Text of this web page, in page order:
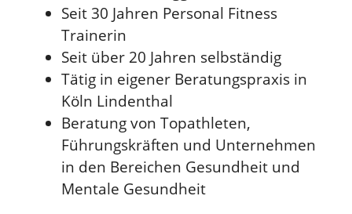
Seit 30 Jahren Personal Fitness
Trainerin
Seit über 20 Jahren selbständig
Tätig in eigener Beratungspraxis in
Köln Lindenthal
Beratung von Topathleten,
Führungskräften und Unternehmen
in den Bereichen Gesundheit und
Mentale Gesundheit